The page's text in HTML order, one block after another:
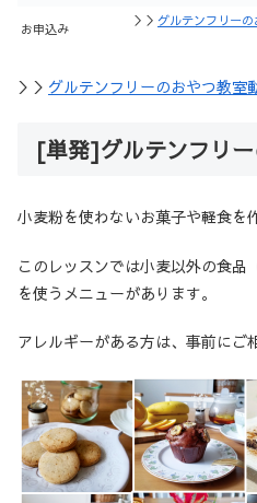
お申込み
＞＞ グルテンフリー
＞＞ グルテンフリーのおやつ教室
[単発]グルテンフリ
小麦粉を使わないお菓子や軽食を
このレッスンでは小麦以外の食品
を使うメニューがあります。
アレルギーがある方は、事前にご